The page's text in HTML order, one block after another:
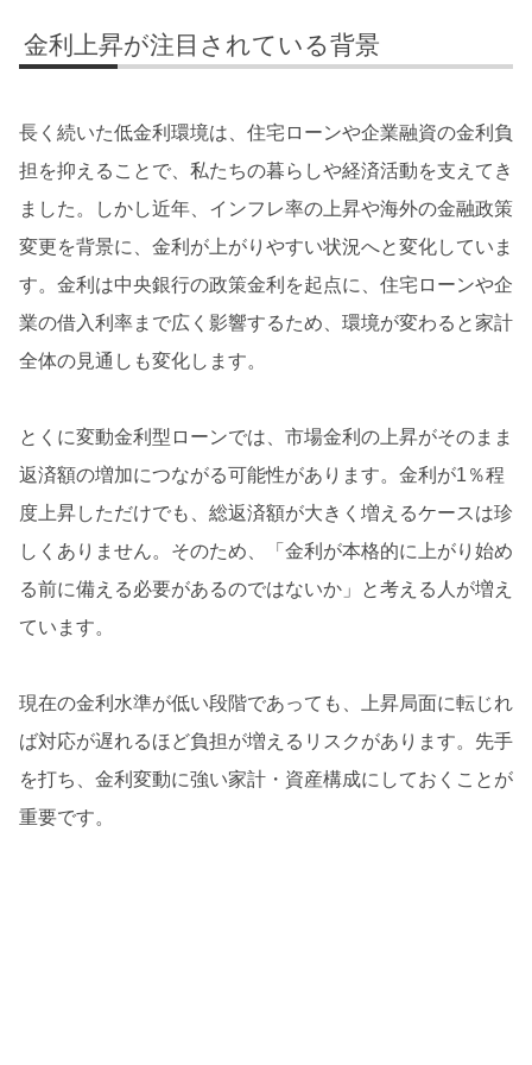
金利上昇が注目されている背景
長く続いた低金利環境は、住宅ローンや企業融資の金利負
担を抑えることで、私たちの暮らしや経済活動を支えてき
ました。しかし近年、インフレ率の上昇や海外の金融政策
変更を背景に、金利が上がりやすい状況へと変化していま
す。金利は中央銀行の政策金利を起点に、住宅ローンや企
業の借入利率まで広く影響するため、環境が変わると家計
全体の見通しも変化します。
とくに変動金利型ローンでは、市場金利の上昇がそのまま
返済額の増加につながる可能性があります。金利が1％程
度上昇しただけでも、総返済額が大きく増えるケースは珍
しくありません。そのため、「金利が本格的に上がり始め
る前に備える必要があるのではないか」と考える人が増え
ています。
現在の金利水準が低い段階であっても、上昇局面に転じれ
ば対応が遅れるほど負担が増えるリスクがあります。先手
を打ち、金利変動に強い家計・資産構成にしておくことが
重要です。